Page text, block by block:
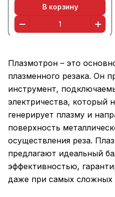
В корзину
Плазмотрон – это
плазменного резака. Он
инструмент,
электричества, который
генерирует плазму и
поверхность
осуществления реза.
предлагают идеальный
эффективностью,
даже при самых сложных